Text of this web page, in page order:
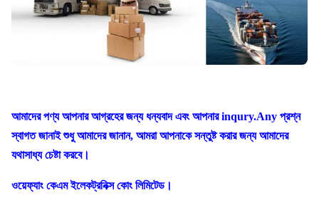
আমাদের পণ্য আপনার আগ্রহের জন্য ধন্যবাদ এবং আপনার inqury.Any প্রশ্ন
স্বাগত জানাই শুধু আমাদের জানান, আমরা আপনাকে সন্তুষ্ট করার জন্য আমাদের
যথাসাধ্য চেষ্টা করবে।
ওয়েফ্যাং কেএম ইলেকট্রনিক্স কোং লিমিটেড।